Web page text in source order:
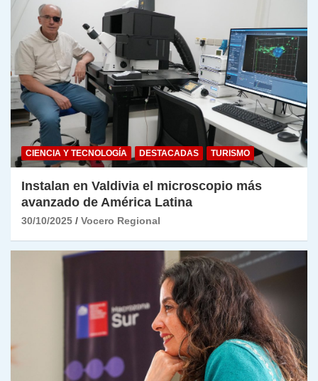
CIENCIA Y TECNOLOGÍA DESTACADAS TURISMO
Instalan en Valdivia el microscopio más
avanzado de América Latina
30/10/2025 Vocero Regional